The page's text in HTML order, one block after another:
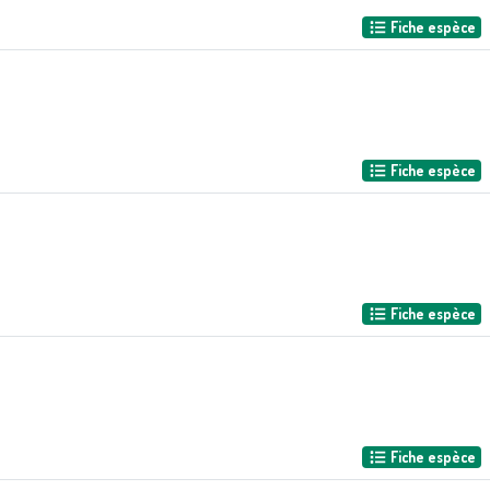
Fiche espèce
Fiche espèce
Fiche espèce
Fiche espèce